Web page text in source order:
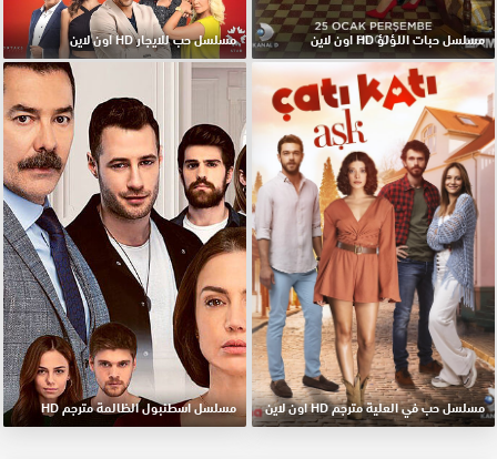
مسلسل حبات اللؤلؤ HD اون لاين مسلسل حب للايجار HD اون لاين
مسلسل حب في العلية مترجم HD اون لاين مسلسل اسطنبول الظالمة مترجم HD